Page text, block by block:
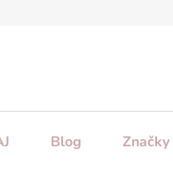
Blog Značky